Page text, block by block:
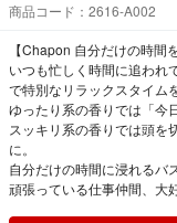
商品コード：2616-A002
【Chapon 自分だけの時間
いつも忙しく時間に追われ
で特別なリラックスタイム
ゆったり系の香りでは「今
スッキリ系の香りでは頭を
に。
自分だけの時間に浸れるバ
頑張っている仕事仲間、大